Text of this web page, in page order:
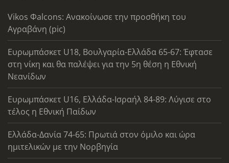
Vikos Φalcons: Ανακοίνωσε την προσθήκη του
Αγραβάνη (pic)
Ευρωμπάσκετ U18, Βουλγαρία-Ελλάδα 65-67: Έφτασε
στη νίκη και θα παλέψει για την 5η θέση η Εθνική
Νεανίδων
Ευρωμπάσκετ U16, Ελλάδα-Ισραήλ 84-89: Λύγισε στο
τέλος η Εθνική Παίδων
Ελλάδα-Δανία 74-65: Πρωτιά στον όμιλο και ώρα
ημιτελικών με την Νορβηγία